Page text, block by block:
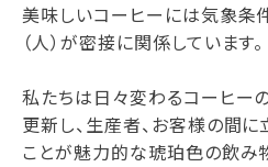
美味しいコーヒーには気象条件
（人）が密接に関係しています。
私たちは日々変わるコーヒー
更新し、生産者、お客様の間
ことが魅力的な琥珀色の飲み